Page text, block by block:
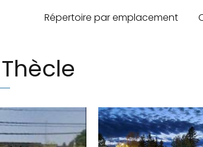
Répertoire par emplacement